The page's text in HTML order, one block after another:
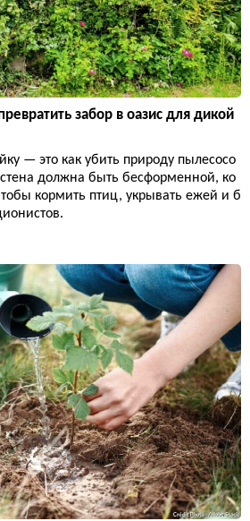
забор в оазис для дикой
— это как убить природу пылесосо
должна быть бесформенной, ко
кормить птиц, укрывать ежей и б